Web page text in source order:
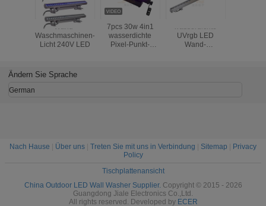
Wand-
Waschmaschinen-
Licht 240V LED
7pcs 30w 4in1
wasserdichte
Pixel-Punkt-
wasserdichte
UVrgb LED
Wand-
Ändern Sie Sprache
German
Nach Hause Über uns Treten Sie mit uns in Verbindung Sitemap
Privacy
Policy
Tischplattenansicht
China Outdoor LED Wall Washer Supplier. Copyright © 2015 - 2026
Guangdong Jiale Electronics Co.,Ltd.
All rights reserved. Developed by ECER